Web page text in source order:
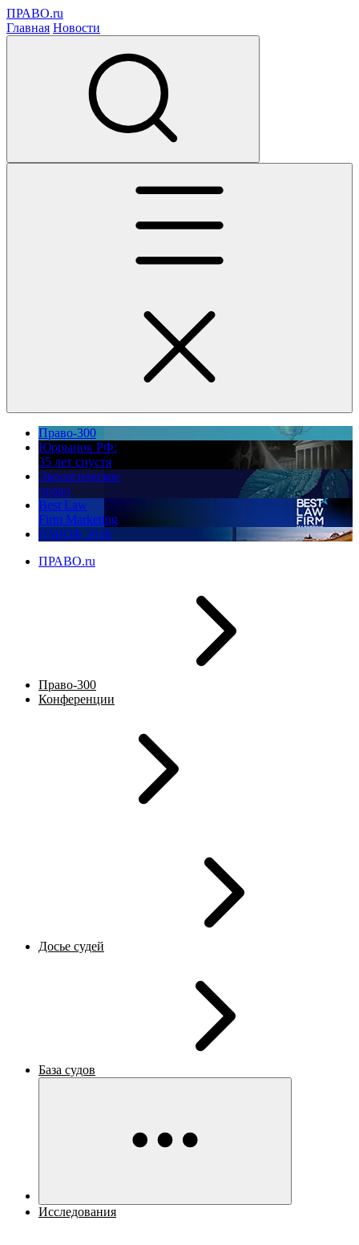
ПРАВО.ru
Главная Новости
Право-300
Юррынок РФ:
35 лет спустя
Экологическое
право
Best Law
Firm Marketing
ПМЮФ 2026
ПРАВО.ru
Право-300
Конференции
Досье судей
База судов
Исследования